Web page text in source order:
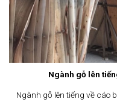
Ngành gỗ lên
Ngành gỗ lên tiếng về cáo